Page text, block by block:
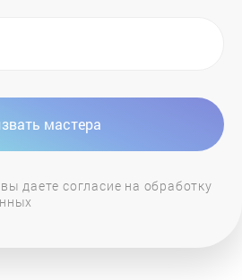
Jackys
JH
мастера
даете согласие на обработку